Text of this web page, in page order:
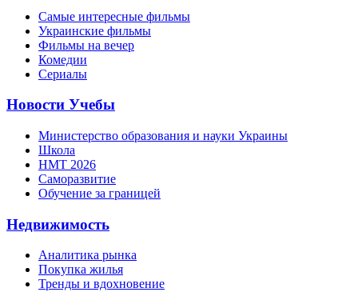
Самые интересные фильмы
Украинские фильмы
Фильмы на вечер
Комедии
Сериалы
Новости Учебы
Министерство образования и науки Украины
Школа
НМТ 2026
Саморазвитие
Обучение за границей
Недвижимость
Аналитика рынка
Покупка жилья
Тренды и вдохновение